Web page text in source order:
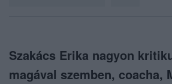
Szakács Erika nagyon
magával szemben, coacha,